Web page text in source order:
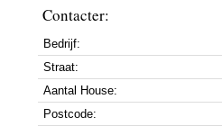
Contacter:
Bedrijf:
Straat:
Aantal House:
Postcode: